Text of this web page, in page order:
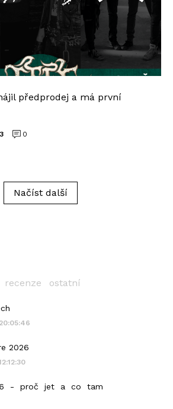
předprodej a má první
0
Načíst další
recenze ostatní
2026
- proč jet a co tam